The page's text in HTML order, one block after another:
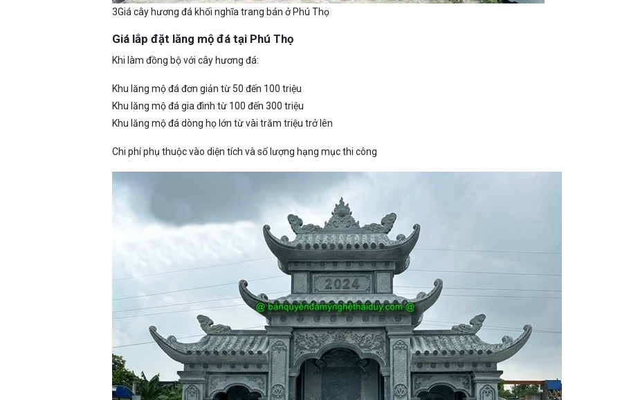
3Giá cây hương đá khối nghĩa trang bán ở Phú Thọ
Giá lắp đặt lăng mộ đá tại Phú Thọ
Khi làm đồng bộ với cây hương đá:
Khu lăng mộ đá đơn giản từ 50 đến 100 triệu
Khu lăng mộ đá gia đình từ 100 đến 300 triệu
Khu lăng mộ đá dòng họ lớn từ vài trăm triệu trở lên
Chi phí phụ thuộc vào diện tích và số lượng hạng mục thi công